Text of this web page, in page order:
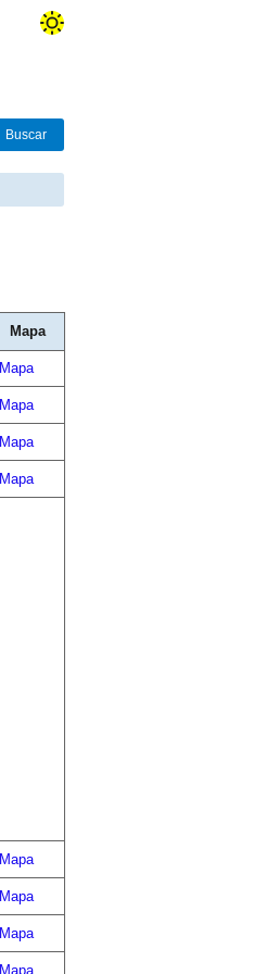
Mapa
Mapa
Mapa
Mapa
Mapa
Mapa
Mapa
Mapa
Mapa